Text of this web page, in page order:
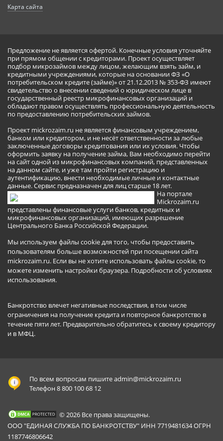
Карта сайта
Предложение не является офертой. Конечные условия уточняйте
при прямом общении с кредиторами. Проект осуществляет
подбор микрозаймов между лицом, желающим взять займ, и
кредитными учреждениями, которые на основании ФЗ «О
потребительском кредите (займе)» от 21.12.2013 № 353-ФЗ имеют
свидетельство о внесении сведений о юридическом лице в
государственный реестр микрофинансовых организаций и
обладают правом осуществлять профессиональную деятельность
по предоставлению потребительских займов.
Проект mickrozaim.ru не является финансовым учреждением,
банком или кредитором, и не несёт ответственности за любые
заключенные договоры кредитования или их условия. Чтобы
оформить заявку на получение займа, Вам необходимо перейти
на сайт одной из микрофинансовых компаний, представленных
на данном сайте, и уже там пройти регистрацию и
аутентификацию, внести необходимые личные и контактные
данные. Сервис предназначен для лиц старше 18 лет.
На портале
Mickrozaim.ru
представлены финансовые услуги банков, кредитных и
микрофинансовых организаций, имеющих разрешение
Центрального Банка Российской Федерации.
Мы используем файлы cookie для того, чтобы предоставить
пользователям больше возможностей при посещении сайта
mickrozaim.ru. Если вы не хотите использовать файлы cookie, то
можете изменить настройки браузера. Подробности об условиях
использования.
Банкротство влечет негативные последствия, в том числе
ограничения на получение кредита и повторное банкротство в
течение пяти лет. Предварительно обратитесь к своему кредитору
и в МФЦ.
По всем вопросам пишитеadmin@mickrozaim.ru
Телефон 8 800 100 68 12
© 2026 Все права защищены.
ООО "ЕДИНАЯ СЛУЖБА ПО БАНКРОТСТВУ" ИНН 7719481634 ОГРН
1187746806642